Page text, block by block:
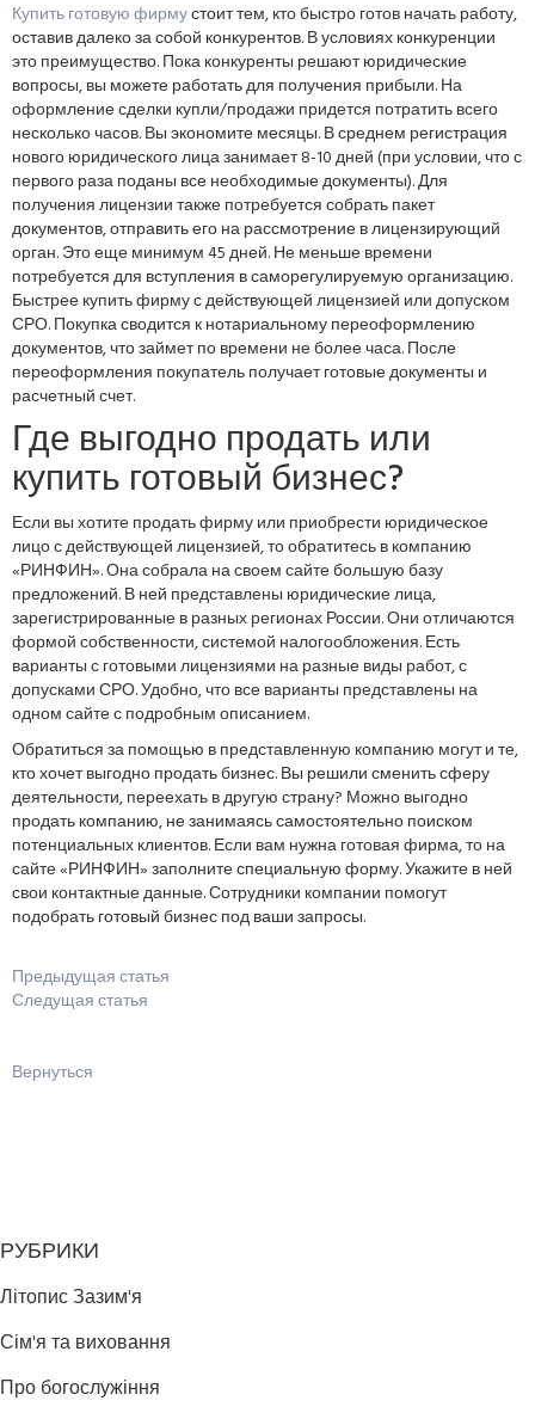
Купить готовую фирмустоит тем, кто быстро готов начать работу,
оставив далеко за собой конкурентов. В условиях конкуренции
это преимущество. Пока конкуренты решают юридические
вопросы, вы можете работать для получения прибыли. На
оформление сделки купли/продажи придется потратить всего
несколько часов. Вы экономите месяцы. В среднем регистрация
нового юридического лица занимает 8-10 дней (при условии, что с
первого раза поданы все необходимые документы). Для
получения лицензии также потребуется собрать пакет
документов, отправить его на рассмотрение в лицензирующий
орган. Это еще минимум 45 дней. Не меньше времени
потребуется для вступления в саморегулируемую организацию.
Быстрее купить фирму с действующей лицензией или допуском
СРО. Покупка сводится к нотариальному переоформлению
документов, что займет по времени не более часа. После
переоформления покупатель получает готовые документы и
расчетный счет.
Где выгодно продать или
купить готовый бизнес?
Если вы хотите продать фирму или приобрести юридическое
лицо с действующей лицензией, то обратитесь в компанию
«РИНФИН». Она собрала на своем сайте большую базу
предложений. В ней представлены юридические лица,
зарегистрированные в разных регионах России. Они отличаются
формой собственности, системой налогообложения. Есть
варианты с готовыми лицензиями на разные виды работ, с
допусками СРО. Удобно, что все варианты представлены на
одном сайте с подробным описанием.
Обратиться за помощью в представленную компанию могут и те,
кто хочет выгодно продать бизнес. Вы решили сменить сферу
деятельности, переехать в другую страну? Можно выгодно
продать компанию, не занимаясь самостоятельно поиском
потенциальных клиентов. Если вам нужна готовая фирма, то на
сайте «РИНФИН» заполните специальную форму. Укажите в ней
свои контактные данные. Сотрудники компании помогут
подобрать готовый бизнес под ваши запросы.
Предыдущая статья
Следущая статья
Вернуться
РУБРИКИ
Літопис Зазим'я
Сім'я та виховання
Про богослужіння